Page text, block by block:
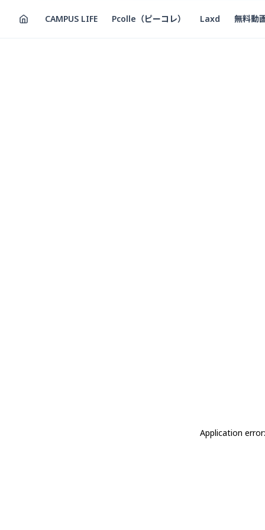
CAMPUS LIFE Pcolle（ピーコレ） Laxd 無料動
Application